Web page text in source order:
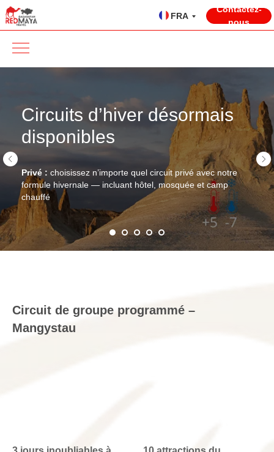
Contactez-
nous
FRA
Circuits d’hiver désormais
disponibles
Privé : choisissez n’importe quel circuit privé avec notre
formule hivernale — incluant hôtel, mosquée et camp
chauffé
Circuit de groupe programmé –
Mangystau